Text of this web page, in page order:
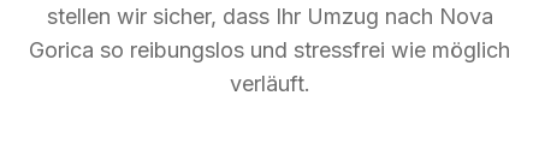
stellen wir sicher, dass Ihr Umzug nach Nova
Gorica so reibungslos und stressfrei wie möglich
verläuft.